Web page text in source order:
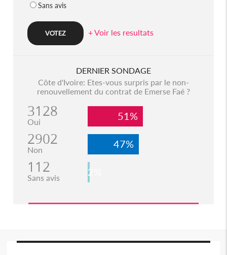
Sans avis
+ Voir les resultats
DERNIER SONDAGE
Côte d'Ivoire: Etes-vous surpris par le non-
renouvellement du contrat de Emerse Faé ?
3128
Oui 51%
2902
Non 47%
112
Sans avis 2%